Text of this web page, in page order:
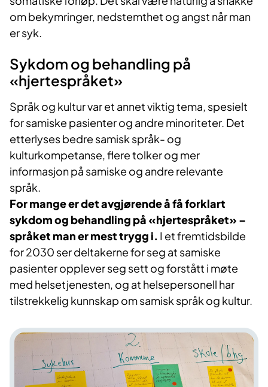
om bekymringer, nedstemthet og angst når man
er syk.
Sykdom og behandling på
«hjertespråket»
Språk og kultur var et annet viktig tema, spesielt
for samiske pasienter og andre minoriteter. Det
etterlyses bedre samisk språk- og
kulturkompetanse, flere tolker og mer
informasjon på samiske og andre relevante
språk.
For mange er det avgjørende å få forklart
sykdom og behandling på «hjertespråket» –
språket man er mest trygg i. I et fremtidsbilde
for 2030 ser deltakerne for seg at samiske
pasienter opplever seg sett og forstått i møte
med helsetjenesten, og at helsepersonell har
tilstrekkelig kunnskap om samisk språk og kultur.